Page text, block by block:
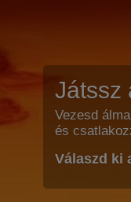
Játssz
Vezesd
és
Válaszd ki